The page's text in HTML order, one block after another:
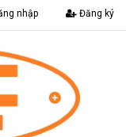
nhập Đăng ký